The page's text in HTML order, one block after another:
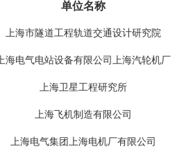
单位名称
上海市隧道工程轨道交通设计研究院
上海电气电站设备有限公司上海汽轮机厂
上海卫星工程研究所
上海飞机制造有限公司
上海电气集团上海电机厂有限公司